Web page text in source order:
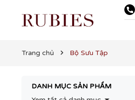
Trang chủ Bộ Sưu Tập
DANH MỤC SẢN PHẨM